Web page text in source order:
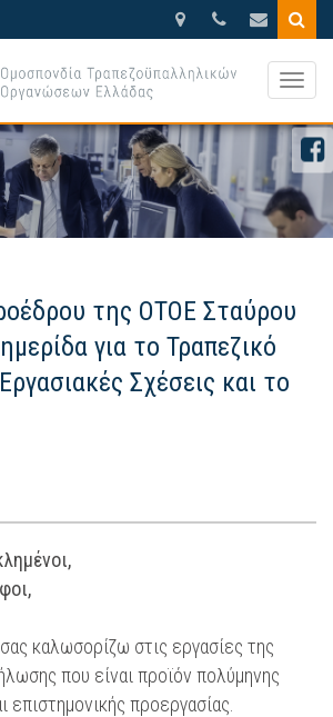
210.3388270
Βησσαρίωνος
της ΟΤΟΕ Σταύρου
για το Τραπεζικό
Σχέσεις και το
καλωσορίζω στις εργασίες της
που είναι προϊόν πολύμηνης
επιστημονικής προεργασίας.